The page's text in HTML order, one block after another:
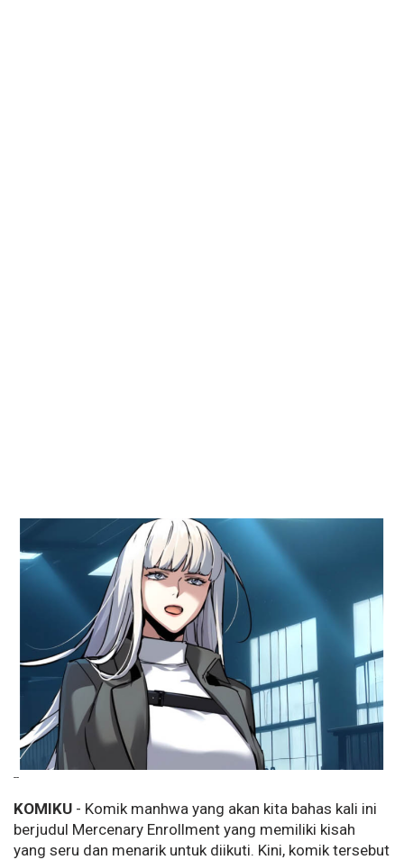
--
KOMIKU - Komik manhwa yang akan kita bahas kali ini
berjudul Mercenary Enrollment yang memiliki kisah
yang seru dan menarik untuk diikuti. Kini, komik tersebut